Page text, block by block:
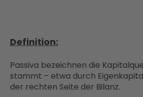
Definition:
Passiva bezeichnen die
stammt – etwa durch
der rechten Seite der Bilanz.